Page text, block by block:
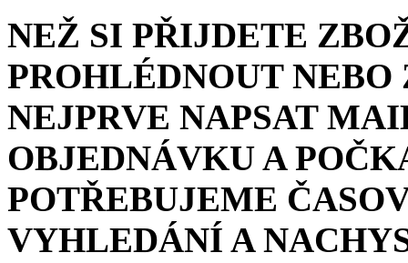
NEŽ SI PŘIJDETE
PROHLÉDNOUT
NEJPRVE NAPSAT
OBJEDNÁVKU A
POTŘEBUJEME
VYHLEDÁNÍ A